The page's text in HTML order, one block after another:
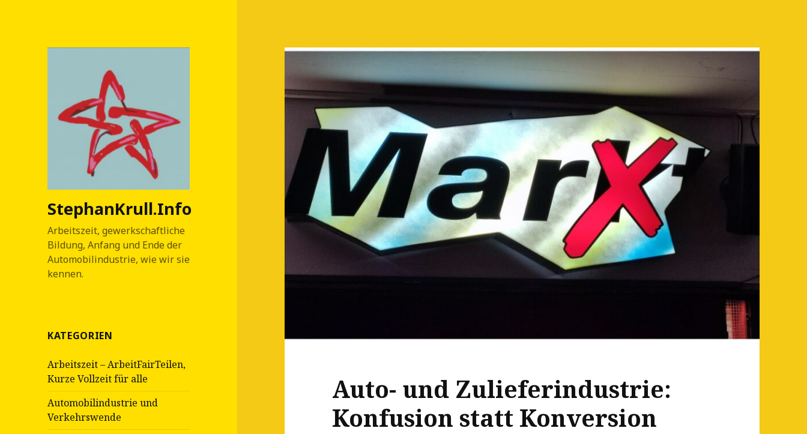
StephanKrull.Info
Arbeitszeit, gewerkschaftliche
Bildung, Anfang und Ende der
Automobilindustrie, wie wir sie
kennen.
KATEGORIEN
Arbeitszeit – ArbeitFairTeilen,
Kurze Vollzeit für alle
Automobilindustrie und
Verkehrswende
Auto- und Zulieferindustrie:
Konfusion statt Konversion